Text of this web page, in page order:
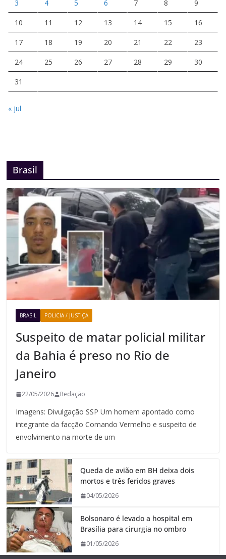
3 4 5 6 7 8 9
10 11 12 13 14 15 16
17 18 19 20 21 22 23
24 25 26 27 28 29 30
31
« jul
Brasil
BRASIL POLICIA / JUSTIÇA
Suspeito de matar policial militar
da Bahia é preso no Rio de
Janeiro
22/05/2026 Redação
Imagens: Divulgação SSP Um homem apontado como
integrante da facção Comando Vermelho e suspeito de
envolvimento na morte de um
Queda de avião em BH deixa dois
mortos e três feridos graves
04/05/2026
Bolsonaro é levado a hospital em
Brasília para cirurgia no ombro
01/05/2026